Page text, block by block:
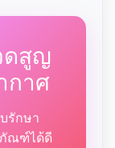
ดสูญ
กาศ
รักษา
ณฑ์ได้ดี